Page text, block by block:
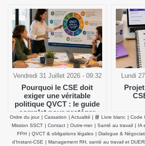
Vendredi 31 Juillet 2026 - 09:32
Pourquoi le CSE doit
exiger une véritable
politique QVCT : le guide
complet pour protéger
durablement la santé
physique et mentale des
salariés
Lundi
Ordre du jour | Cassation | Actualité | 📘 Livre blanc | Code
Mission SSCT | Contact | Outre-mer | Santé au travail | IA
FPH | QVCT & obligations légales | Dialogue &
d’Instant-CSE | Management RH, santé au travail et